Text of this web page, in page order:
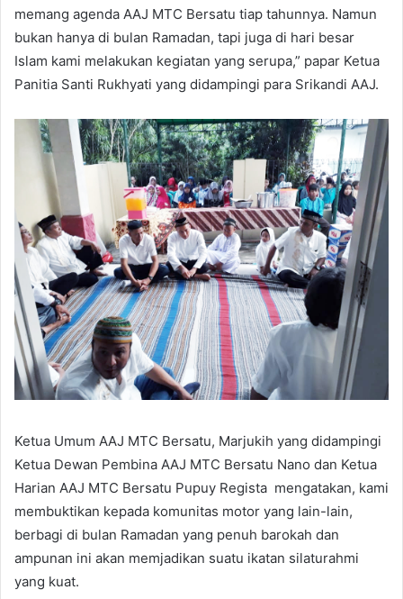
memang agenda AAJ MTC Bersatu tiap tahunnya. Namun
bukan hanya di bulan Ramadan, tapi juga di hari besar
Islam kami melakukan kegiatan yang serupa,” papar Ketua
Panitia Santi Rukhyati yang didampingi para Srikandi AAJ.
Ketua Umum AAJ MTC Bersatu, Marjukih yang didampingi
Ketua Dewan Pembina AAJ MTC Bersatu Nano dan Ketua
Harian AAJ MTC Bersatu Pupuy Regista mengatakan, kami
membuktikan kepada komunitas motor yang lain-lain,
berbagi di bulan Ramadan yang penuh barokah dan
ampunan ini akan memjadikan suatu ikatan silaturahmi
yang kuat.